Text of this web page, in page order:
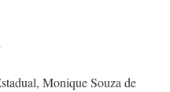
Monique Souza de